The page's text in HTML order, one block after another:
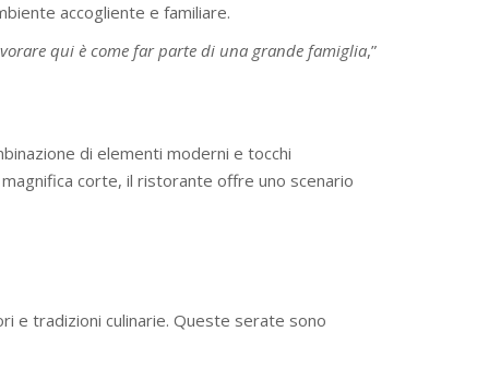
accogliente e familiare.
qui è come far parte di una grande famiglia,”
di elementi moderni e tocchi
corte, il ristorante offre uno scenario
e tradizioni culinarie. Queste serate sono